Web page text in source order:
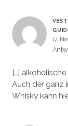
17.
[…]
Auch der ganz
Whisky kann